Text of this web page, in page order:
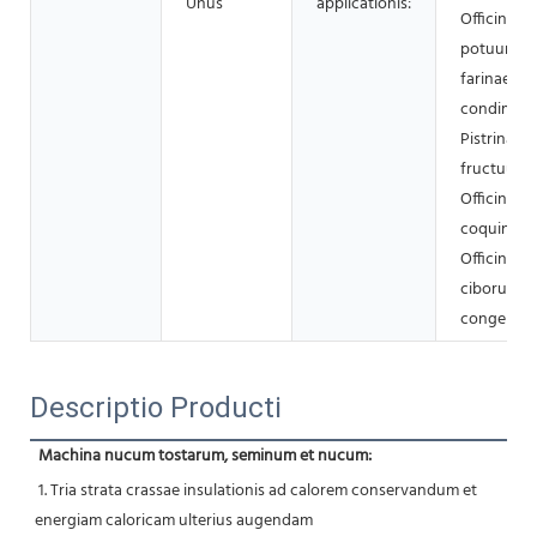
Officina
potuum,
farinae,
Pistrina,
fructuum,
Officina
coquinarii,
Officina
ciborum
Descriptio Producti
Machina nucum tostarum, seminum et nucum:
1. Tria strata crassae insulationis ad calorem conservandum et
energiam caloricam ulterius augendam